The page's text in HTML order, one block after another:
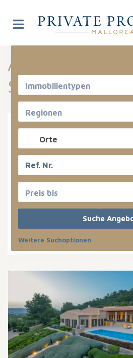
Immobilientypen
Regionen
Orte
Preis bis
Weitere Suchoptionen
Angebote
San Lorenzo
Miete oder Kauf
Immobilientypen
San Lorenzo
Sortiere nach